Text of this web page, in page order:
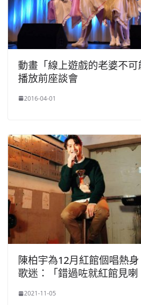
動畫「線上遊戲的老婆不可
播放前座談會
2016-04-01
陳柏宇為12月紅館個唱熱
歌迷：「錯過咗就紅館見喇
2021-11-05